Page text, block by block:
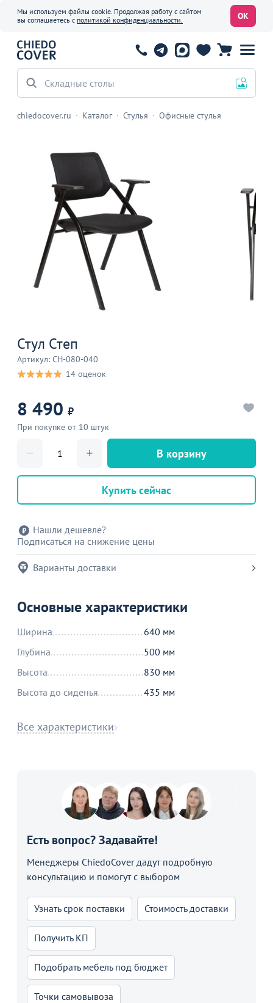
Мы используем файлы cookie. Продолжая работу с сайтом
вы соглашаетесь с политикой конфиденциальности. ОК
Складные столы
chiedocover.ru Каталог Стулья Офисные стулья
Стул Степ
Артикул: CH-080-040
14 оценок
8 490 ₽
При покупке от 10 штук
В корзину
Купить сейчас
Нашли дешевле?
Подписаться на снижение цены
Варианты доставки
Основные характеристики
Ширина
640 мм
Глубина
500 мм
Высота
830 мм
Высота до сиденья
435 мм
Все характеристики
Есть вопрос? Задавайте!
Менеджеры ChiedoCover дадут подробную
консультацию и помогут с выбором
Узнать срок поставки Стоимость доставки
Получить КП
Подобрать мебель под бюджет
Точки самовывоза